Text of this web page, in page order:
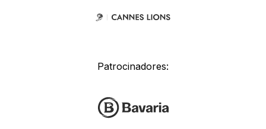
Patrocinadores: